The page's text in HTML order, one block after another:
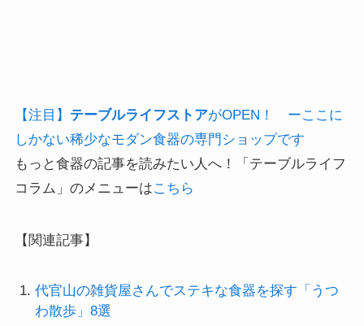
【注目】 テーブルライフストアがOPEN！ ーここに
しかない稀少なモダン食器の専門ショップです
もっと食器の記事を読みたい人へ！「テーブルライフ
コラム」のメニューはこちら
【関連記事】
代官山の雑貨屋さんでステキな食器を探す「うつ
わ散歩」8選